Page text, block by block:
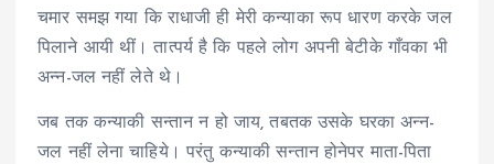
चमार समझ गया कि राधाजी ही मेरी कन्याका रूप धारण करके जल
पिलाने आयी थीं। तात्पर्य है कि पहले लोग अपनी बेटीके गाँवका भी
अन्न-जल नहीं लेते थे।
जब तक कन्याकी सन्तान न हो जाय, तबतक उसके घरका अन्न-
जल नहीं लेना चाहिये। परंतु कन्याकी सन्तान होनेपर माता-पिता